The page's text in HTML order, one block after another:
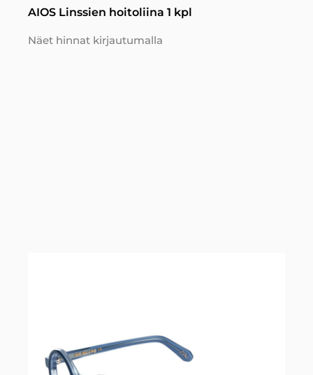
AIOS Linssien hoitoliina 1 kpl
Näet hinnat kirjautumalla